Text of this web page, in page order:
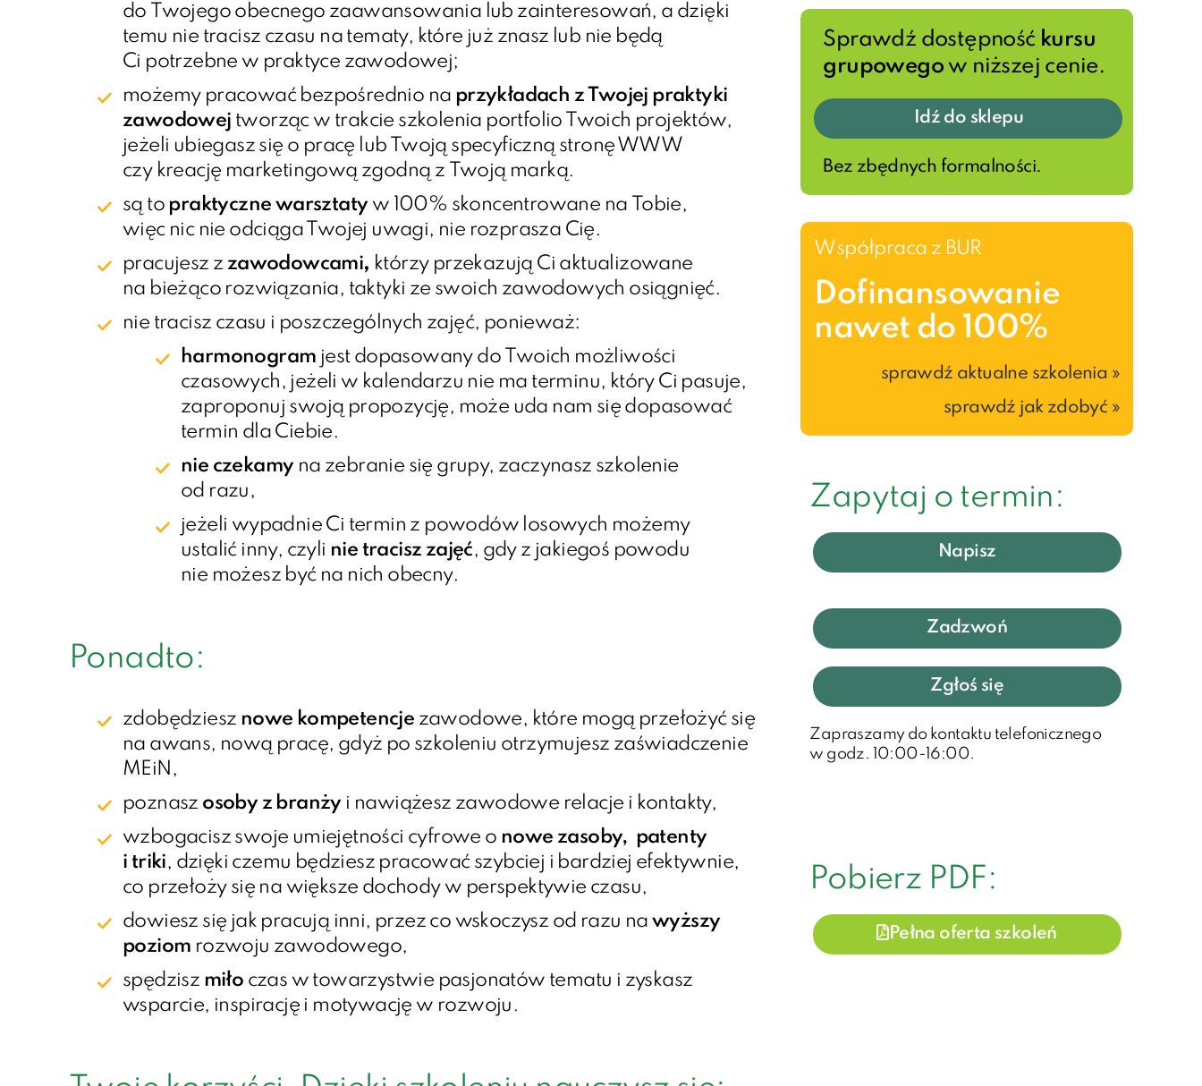
do Twojego obecnego zaawansowania lub zainteresowań, a dzięki
temu nie tracisz czasu na tematy, które już znasz lub nie będą
Ci potrzebne w praktyce zawodowej;
możemy pracować bezpośrednio na przykładach z Twojej praktyki
zawodowej tworząc w trakcie szkolenia portfolio Twoich projektów,
jeżeli ubiegasz się o pracę lub Twoją specyficzną stronę WWW
czy kreację marketingową zgodną z Twoją marką.
są to praktyczne warsztaty w 100% skoncentrowane na Tobie,
więc nic nie odciąga Twojej uwagi, nie rozprasza Cię.
pracujesz z zawodowcami, którzy przekazują Ci aktualizowane
na bieżąco rozwiązania, taktyki ze swoich zawodowych osiągnięć.
nie tracisz czasu i poszczególnych zajęć, ponieważ:
harmonogram jest dopasowany do Twoich możliwości
czasowych, jeżeli w kalendarzu nie ma terminu, który Ci pasuje,
zaproponuj swoją propozycję, może uda nam się dopasować
termin dla Ciebie.
nie czekamy na zebranie się grupy, zaczynasz szkolenie
od razu,
jeżeli wypadnie Ci termin z powodów losowych możemy
ustalić inny, czyli nie tracisz zajęć, gdy z jakiegoś powodu
nie możesz być na nich obecny.
Ponadto:
zdobędziesz nowe kompetencje zawodowe, które mogą przełożyć się
na awans, nową pracę, gdyż po szkoleniu otrzymujesz zaświadczenie
MEiN,
poznasz osoby z branży i nawiążesz zawodowe relacje i kontakty,
wzbogacisz swoje umiejętności cyfrowe o nowe zasoby, patenty
i triki, dzięki czemu będziesz pracować szybciej i bardziej efektywnie,
co przełoży się na większe dochody w perspektywie czasu,
dowiesz się jak pracują inni, przez co wskoczysz od razu na wyższy
poziom rozwoju zawodowego,
spędzisz miło czas w towarzystwie pasjonatów tematu i zyskasz
wsparcie, inspirację i motywację w rozwoju.
Sprawdź dostępność kursu
grupowegow niższej cenie.
Idź do sklepu
Bez zbędnych formalności.
Współpraca z BUR
Dofinansowanie
nawet do 100%
sprawdź aktualne szkolenia »
sprawdź jak zdobyć »
Zapytaj o termin:
Napisz
Zadzwoń
Zgłoś się
Zapraszamy do kontaktu telefonicznego
w godz. 10:00-16:00.
Pobierz PDF:
Pełna oferta szkoleń